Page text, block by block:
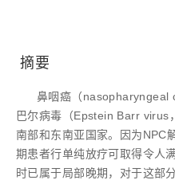
摘要
鼻咽癌（nasopharyngeal
巴尔病毒（Epstein Barr virus
南部和东南亚国家。因为NPC
期患者行单纯放疗可取得令人
时已属于局部晚期，对于这部